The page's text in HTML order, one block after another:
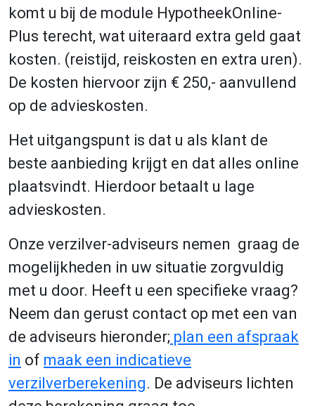
komt u bij de module HypotheekOnline-
Plus terecht, wat uiteraard extra geld gaat
kosten. (reistijd, reiskosten en extra uren).
De kosten hiervoor zijn € 250,- aanvullend
op de advieskosten.
Het uitgangspunt is dat u als klant de
beste aanbieding krijgt en dat alles online
plaatsvindt. Hierdoor betaalt u lage
advieskosten.
Onze verzilver-adviseurs nemen graag de
mogelijkheden in uw situatie zorgvuldig
met u door. Heeft u een specifieke vraag?
Neem dan gerust contact op met een van
de adviseurs hieronder; plan een afspraak
in of maak een indicatieve
verzilverberekening. De adviseurs lichten